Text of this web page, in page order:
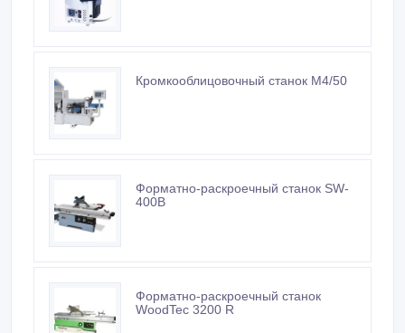
Кромкооблицовочный станок M4/50
Форматно-раскроечный станок SW-
400B
Форматно-раскроечный станок
WoodTec 3200 R